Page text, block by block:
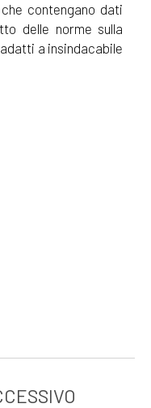
contengano dati
delle norme sulla
a insindacabile